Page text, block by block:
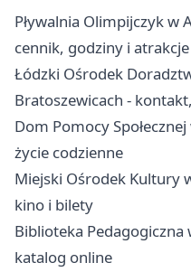
Pływalnia Olimpijczyk w
cennik, godziny i atrakcje
Łódzki Ośrodek
Bratoszewicach -
Dom Pomocy
życie codzienne
Miejski Ośrodek Kultury
kino i bilety
Biblioteka
katalog online